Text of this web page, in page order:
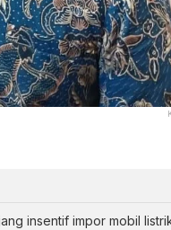
insentif impor mobil